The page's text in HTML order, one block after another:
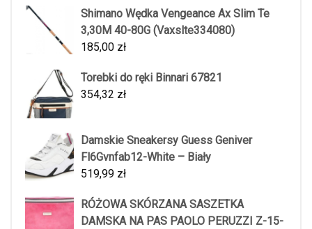
Shimano Wędka Vengeance Ax Slim Te
3,30M 40-80G (Vaxslte334080)
185,00 zł
Torebki do ręki Binnari 67821
354,32 zł
Damskie Sneakersy Guess Geniver
Fl6Gvnfab12-White – Biały
519,99 zł
RÓŻOWA SKÓRZANA SASZETKA
DAMSKA NA PAS PAOLO PERUZZI Z-15-